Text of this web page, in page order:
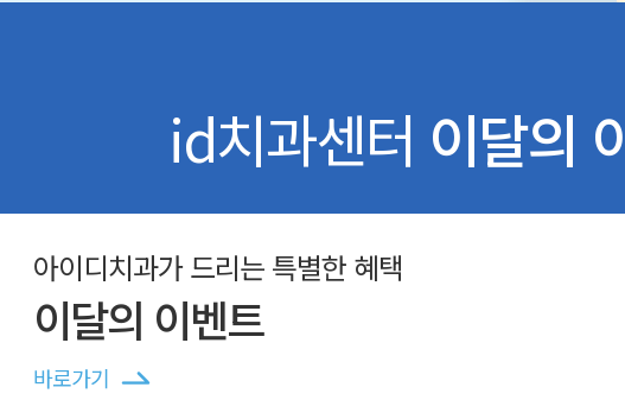
id치과센터 이달의
아이디치과가 드리는 특별한 혜택
이달의 이벤트
바로가기